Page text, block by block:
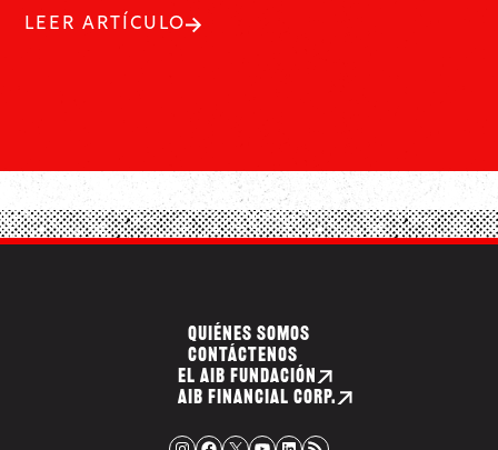
LEER ARTÍCULO
QUIÉNES SOMOS
CONTÁCTENOS
EL AIB FUNDACIÓN
AIB FINANCIAL CORP.